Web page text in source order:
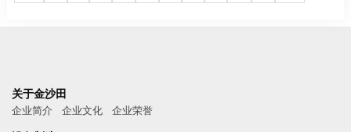
关于金沙田
企业简介 企业文化 企业荣誉